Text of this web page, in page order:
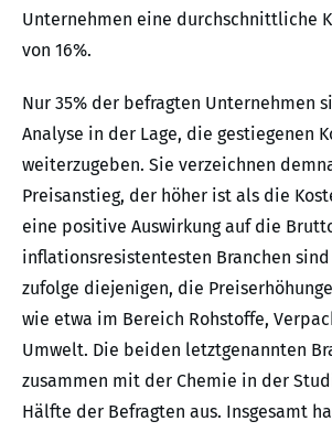
Unternehmen eine durchschnittliche
von 16%.
Nur 35% der befragten Unternehmen
Analyse in der Lage, die gestiegenen
weiterzugeben. Sie verzeichnen
Preisanstieg, der höher ist als die
eine positive Auswirkung auf die
inflationsresistentesten Branchen
zufolge diejenigen, die
wie etwa im Bereich Rohstoffe,
Umwelt. Die beiden letztgenannten
zusammen mit der Chemie in der
Hälfte der Befragten aus. Insgesamt